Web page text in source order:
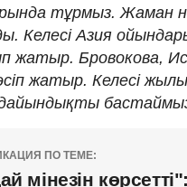
орында тұрмыз.
Келесі Азия
жатыр. Бровокова,
жатыр. Келесі
ПО ТЕМЕ:
мінезін